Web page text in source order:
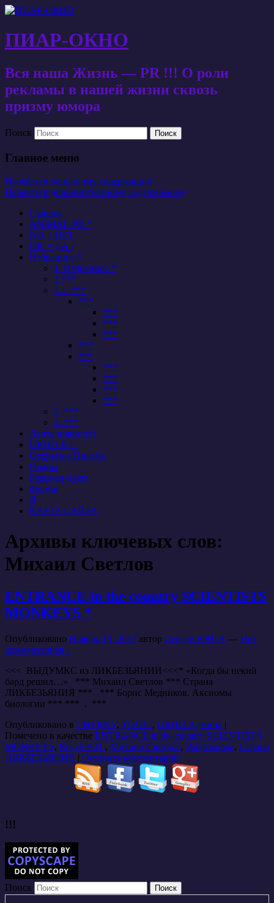
ПИАР-ОКНО
Вся наша Жизнь — PR !!! О роли
рекламы в нашей жизни сквозь
призму юмора
Поиск
Главное меню
Перейти к основному содержанию
Перейти к дополнительному содержимому
Главная
ANIMAL-PR *
NO = НЕТ
OK = ДА /
Избранное *
1. Избранное *
2 ***
2.1. ***
***
***
***
***
***
***
***
***
***
***
3. ***
4. ***
Лента новостей
ОКНО В…
Открытое Письмо
Планы
Рекомен-дуем
Форум
Я
КАРТА САЙТА
Архивы ключевых слов:
Михаил Светлов
ENTRANCE in the country SCIENTISTS
MONKEYS *
Опубликовано Ноябрь 13, 2012 автор Сергей ЮНГА — Нет
комментариев ↓
<<< ВЫДУМКС из ЛИКБЕЗЬЯНИИ<<<* «Когда бы некий
бард решил…» *** Михаил Светлов *** Страна
ЛИКБЕЗЬЯНИЯ *** *** Борис Медников. Аксиомы
биологии *** *** . ***
Опубликовано в CHERNY, TOOLs, ОКНО Админа |
Помечено в качестве ENTRANCE in the country SCIENTISTS
MONKEYS, Козуб В.И., Михаил Светлов, Рабфаковке, Страна
ЛИКБЕЗЬЯНИЯ | Оставить комментарий
!!!
Поиск